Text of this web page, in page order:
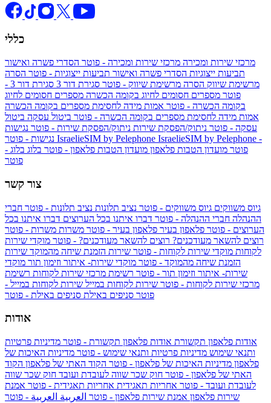
כללי
מרכזי שירות ומכירה מרכזי שירות ומכירה - פוטר הסדרי פשרה ואישור
תביעות ייצוגיות הסדרי פשרה ואישור תביעות ייצוגיות - פוטר הסרה
מרשימת שיווק הסרה מרשימת שיווק - פוטר סגירת דור 3
סגירת דור 3 -
פוטר מספרים חסומים לחיוג בקומה הכשרה מספרים חסומים לחיוג
בקומה הכשרה - פוטר אמות מידה לחסימת מספרים בקומה הכשרה
אמות מידה לחסימת מספרים בקומה הכשרה - פוטר ביטול עסקה ביטול
עסקה - פוטר ניתוק/הפסקת שירות ניתוק/הפסקת שירות - פוטר נגישות
IsraelieSIM by Pelephone IsraelieSIM by Pelephone -
פוטר מועדון הטבות פלאפון מועדון הטבות פלאפון - פוטר בלוג בלוג -
פוטר
צור קשר
גיוס משווקים גיוס משווקים - פוטר נציב תלונות נציב תלונות - פוטר חברי
ההנהלה חברי ההנהלה - פוטר דברו איתנו בכל הערוצים דברו איתנו בכל
הערוצים - פוטר פלאפון בעיר פלאפון בעיר - פוטר משרות משרות - פוטר
רוצים להשאר מעודכנים? רוצים להשאר מעודכנים? - פוטר מוקדי שירות
לקוחות מוקדי שירות לקוחות - פוטר שירות הזמנת שיחה מהמוקד שירות
הזמנת שיחה מהמוקד - פוטר מוקדי שירות- איתור וזימון תור מוקדי
שירות- איתור וזימון תור - פוטר רשימת מרכזי שירות לקוחות רשימת
מרכזי שירות לקוחות - פוטר שירות לקוחות במייל שירות לקוחות במייל -
פוטר סניפים באילת סניפים באילת - פוטר
אודות
אודות פלאפון תקשורת אודות פלאפון תקשורת - פוטר מדיניות פרטיות
ותנאי שימוש מדיניות פרטיות ותנאי שימוש - פוטר מדיניות האיכות של
פלאפון מדיניות האיכות של פלאפון - פוטר הקוד האתי של פלאפון הקוד
האתי של פלאפון - פוטר חוק שכר שווה לעובדת ועובד חוק שכר שווה
לעובדת ועובד - פוטר אחריות תאגידית אחריות תאגידית - פוטר אמנת
שירות פלאפון אמנת שירות פלאפון - פוטר العربية العربية - פוטר